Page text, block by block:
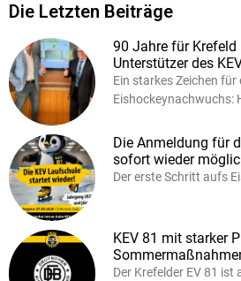
Die Letzten Beiträge
90 Jahre für
Unterstützer des
Ein starkes Zeichen für
Eishockeynachwuchs:
Die Anmeldung für
sofort wieder
Der erste Schritt aufs
KEV 81 mit starker
Der Krefelder EV 81 ist